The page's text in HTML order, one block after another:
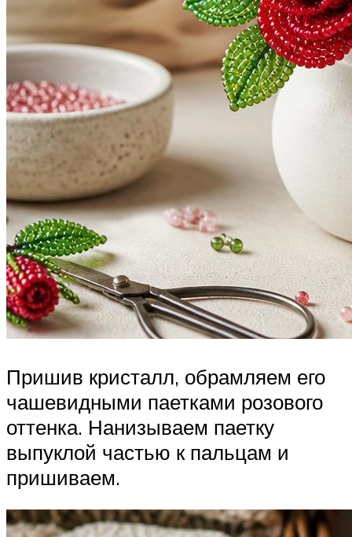
Пришив кристалл, обрамляем его
чашевидными паетками розового
оттенка. Нанизываем паетку
выпуклой частью к пальцам и
пришиваем.